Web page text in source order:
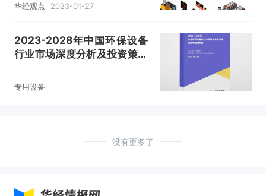
华经观点 2023-01-27
2023-2028年中国环保设备
行业市场深度分析及投资策略
专用设备
没有更多了